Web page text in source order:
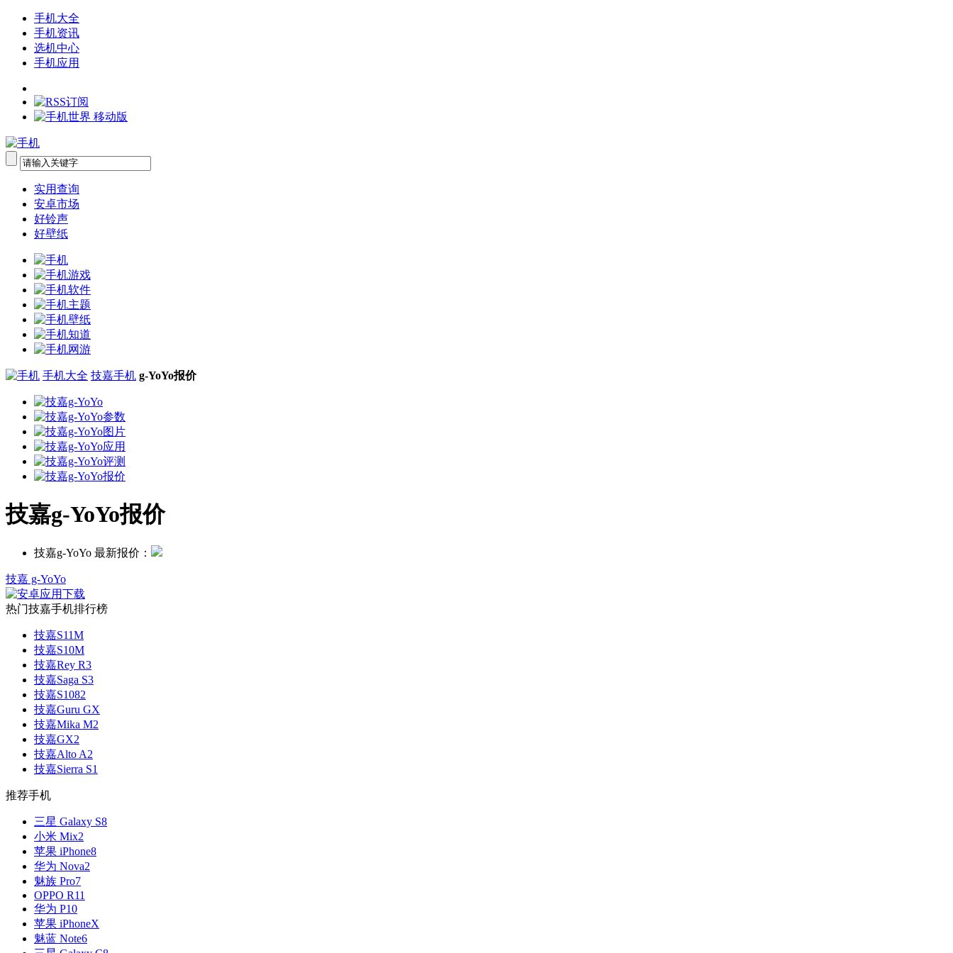
手机大全
手机资讯
选机中心
手机应用
实用查询
安卓市场
好铃声
好壁纸
手机大全 技嘉手机 g-YoYo报价
技嘉g-YoYo报价
技嘉g-YoYo 最新报价：
技嘉 g-YoYo
热门技嘉手机排行榜
技嘉S11M
技嘉S10M
技嘉Rey R3
技嘉Saga S3
技嘉S1082
技嘉Guru GX
技嘉Mika M2
技嘉GX2
技嘉Alto A2
技嘉Sierra S1
推荐手机
三星 Galaxy S8
小米 Mix2
苹果 iPhone8
华为 Nova2
魅族 Pro7
OPPO R11
华为 P10
苹果 iPhoneX
魅蓝 Note6